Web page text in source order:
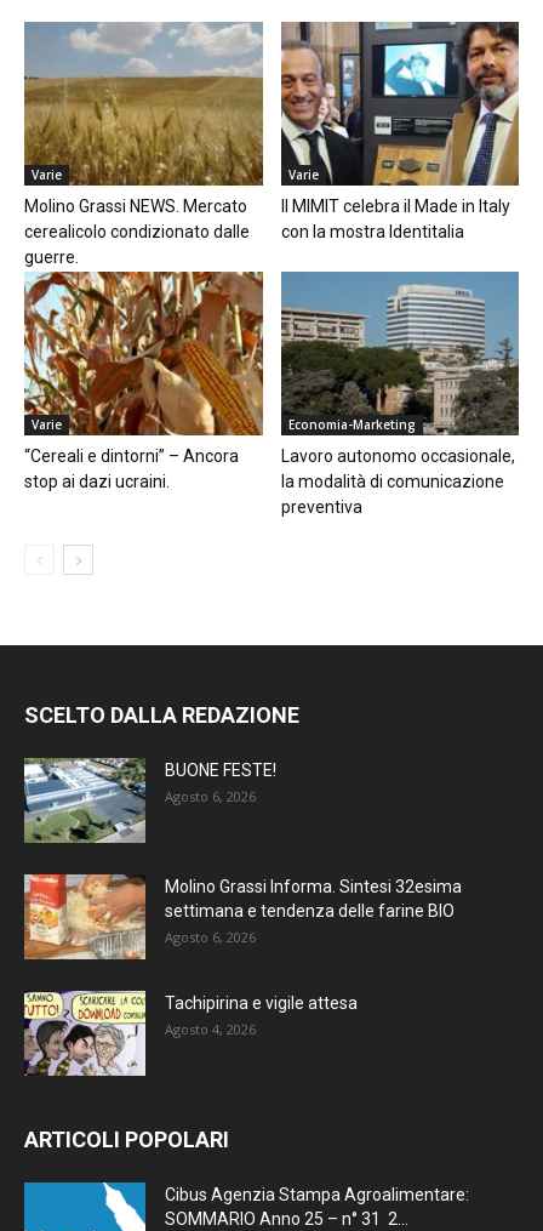
Varie
Molino Grassi NEWS. Mercato
cerealicolo condizionato dalle
guerre.
Varie
Il MIMIT celebra il Made in Italy
con la mostra Identitalia
Varie
“Cereali e dintorni” – Ancora
stop ai dazi ucraini.
Economia-Marketing
Lavoro autonomo occasionale,
la modalità di comunicazione
preventiva
SCELTO DALLA REDAZIONE
BUONE FESTE!
Agosto 6, 2026
Molino Grassi Informa. Sintesi 32esima
settimana e tendenza delle farine BIO
Agosto 6, 2026
Tachipirina e vigile attesa
Agosto 4, 2026
ARTICOLI POPOLARI
Cibus Agenzia Stampa Agroalimentare:
SOMMARIO Anno 25 – n° 31 2...